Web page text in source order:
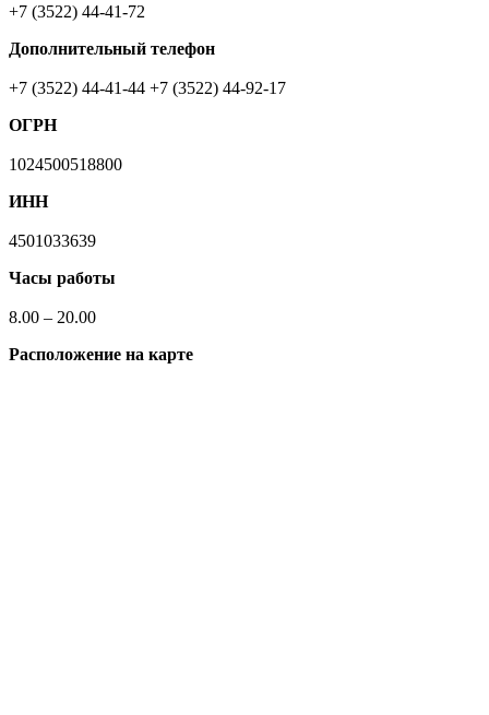
+7 (3522) 44-41-72
Дополнительный телефон
+7 (3522) 44-41-44 +7 (3522) 44-92-17
ОГРН
1024500518800
ИНН
4501033639
Часы работы
8.00 – 20.00
Расположение на карте